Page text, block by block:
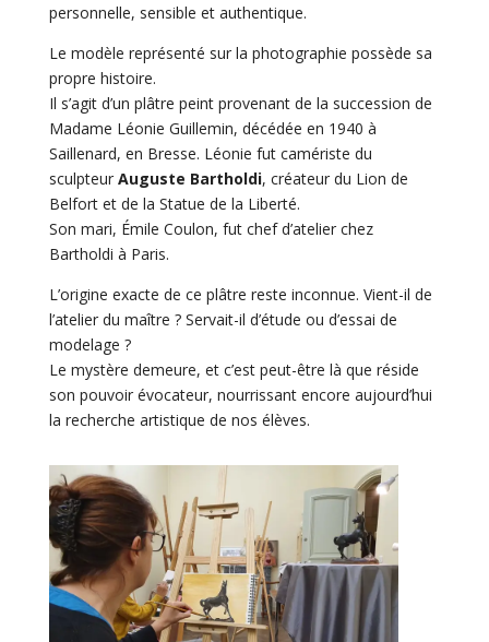
personnelle, sensible et authentique.
Le modèle représenté sur la photographie possède sa
propre histoire.
Il s’agit d’un plâtre peint provenant de la succession de
Madame Léonie Guillemin, décédée en 1940 à
Saillenard, en Bresse. Léonie fut camériste du
sculpteurAuguste Bartholdi, créateur du Lion de
Belfort et de la Statue de la Liberté.
Son mari, Émile Coulon, fut chef d’atelier chez
Bartholdi à Paris.
L’origine exacte de ce plâtre reste inconnue. Vient-il de
l’atelier du maître ? Servait-il d’étude ou d’essai de
modelage ?
Le mystère demeure, et c’est peut-être là que réside
son pouvoir évocateur, nourrissant encore aujourd’hui
la recherche artistique de nos élèves.